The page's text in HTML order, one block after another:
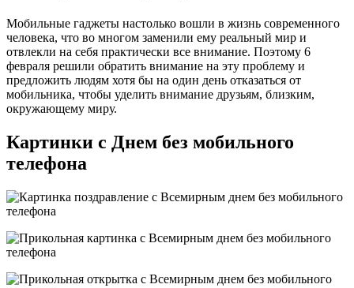
Мобильные гаджеты настолько вошли в жизнь современного
человека, что во многом заменили ему реальный мир и
отвлекли на себя практически все внимание. Поэтому 6
февраля решили обратить внимание на эту проблему и
предложить людям хотя бы на один день отказаться от
мобильника, чтобы уделить внимание друзьям, близким,
окружающему миру.
Картинки с Днем без мобильного
телефона